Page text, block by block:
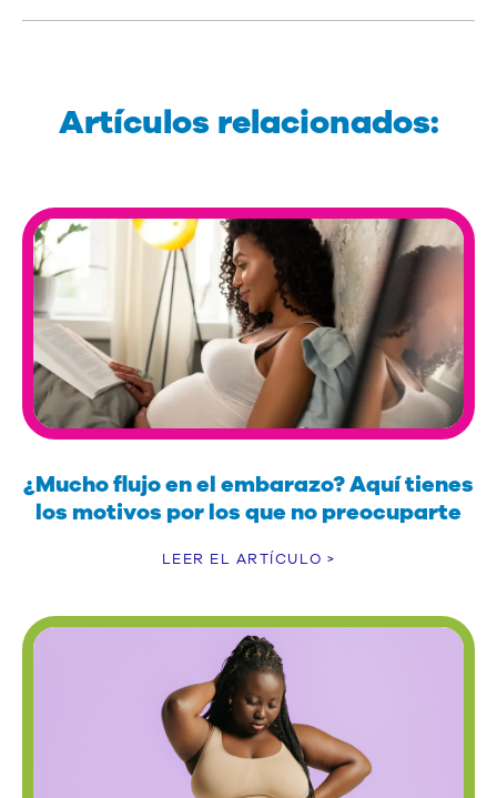
Artículos relacionados:
¿Mucho flujo en el embarazo? Aquí tienes
los motivos por los que no preocuparte
LEER EL ARTÍCULO >